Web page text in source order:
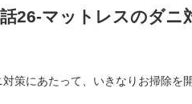
26-マットレスのダニ
策にあたって、いきなりお掃除を